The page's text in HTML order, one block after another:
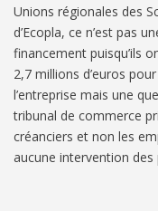
Unions régionales des
d’Ecopla, ce n’est pas
financement puisqu’ils
2,7 millions d’euros
l’entreprise mais une
tribunal de commerce
créanciers et non les
aucune intervention des